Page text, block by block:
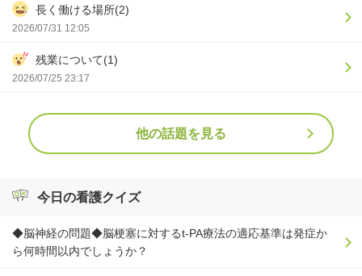
長く働ける場所(2)
2026/07/31 12:05
残業について(1)
2026/07/25 23:17
他の話題を見る
今日の看護クイズ
◆脳神経の問題◆脳梗塞に対するt-PA療法の適応基準は発症か
ら何時間以内でしょうか？